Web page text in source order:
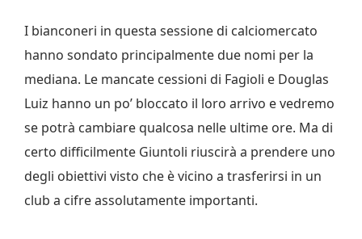
I bianconeri in questa sessione di calciomercato
hanno sondato principalmente due nomi per la
mediana. Le mancate cessioni di Fagioli e Douglas
Luiz hanno un po’ bloccato il loro arrivo e vedremo
se potrà cambiare qualcosa nelle ultime ore. Ma di
certo difficilmente Giuntoli riuscirà a prendere uno
degli obiettivi visto che è vicino a trasferirsi in un
club a cifre assolutamente importanti.